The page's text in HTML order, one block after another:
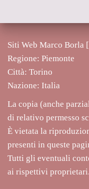
Siti Web Marco Borla
Regione: Piemonte
Città: Torino
Nazione: Italia
La copia (anche
di relativo permesso
È vietata la
presenti in queste
Tutti gli eventuali
ai rispettivi proprietari.